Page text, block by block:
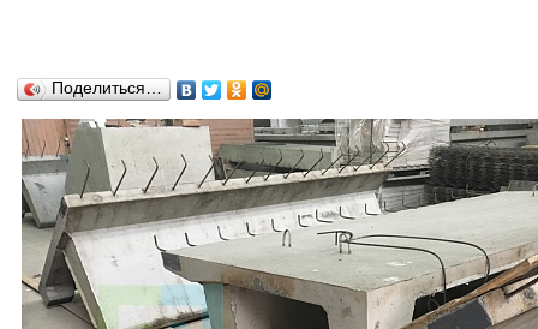
Поделиться…